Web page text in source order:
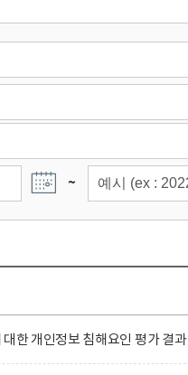
~
한 개인정보 침해요인 평가 결과